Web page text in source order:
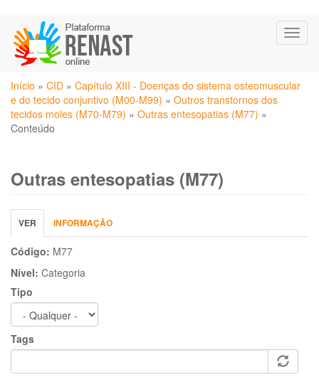
para
conteúdo
principal
Você
está
aqui
Início » CID » Capítulo XIII - Doenças do sistema osteomuscular
e do tecido conjuntivo (M00-M99) » Outros transtornos dos
tecidos moles (M70-M79) » Outras entesopatias (M77) »
Conteúdo
Outras entesopatias (M77)
Abas
primárias
VER (ABA
ATIVA)
INFORMAÇÃO
Código: M77
Nível: Categoria
Tipo
Tags